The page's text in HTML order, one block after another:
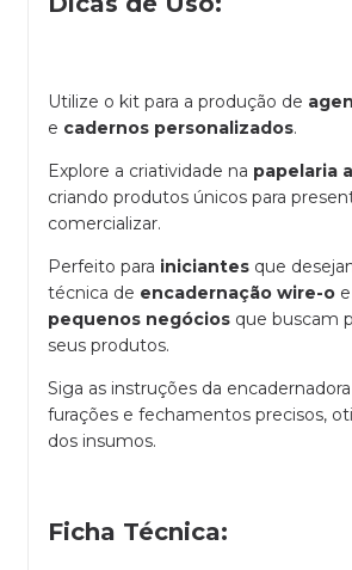
Utilize o kit para a produção de
e cadernos personalizados.
Explore a criatividade na papelaria
criando produtos únicos para
comercializar.
Perfeito para iniciantes que
técnica de encadernação wire-o
pequenos negócios que buscam
seus produtos.
Siga as instruções da
furações e fechamentos precisos,
dos insumos.
Ficha Técnica: